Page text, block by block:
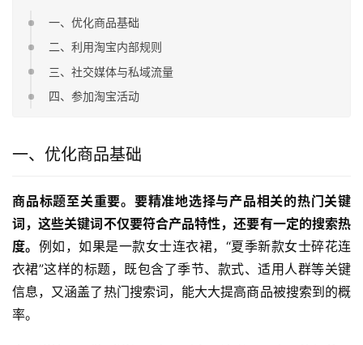
一、优化商品基础
二、利用淘宝内部规则
三、社交媒体与私域流量
四、参加淘宝活动
一、优化商品基础
商品标题至关重要。要精准地选择与产品相关的热门关键
词，这些关键词不仅要符合产品特性，还要有一定的搜索热
度。 例如，如果是一款女士连衣裙，“夏季新款女士碎花连
衣裙”这样的标题，既包含了季节、款式、适用人群等关键
信息，又涵盖了热门搜索词，能大大提高商品被搜索到的概
率。